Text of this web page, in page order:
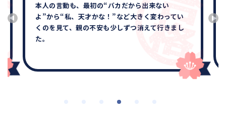
本人の言動も、最初の“バカだから出来ない
よ”から“私、天才かな！”など大きく変わってい
くのを見て、親の不安も少しずつ消えて行きまし
た。